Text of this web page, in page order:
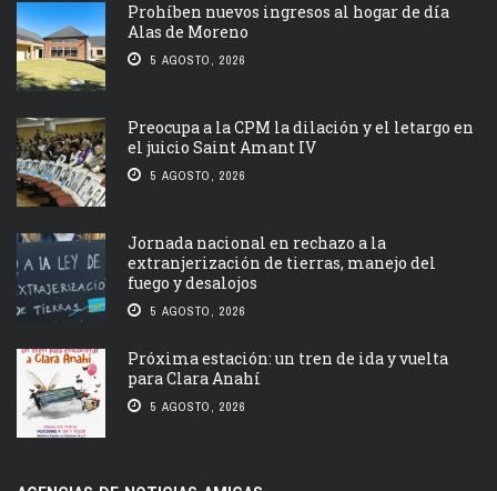
Prohíben nuevos ingresos al hogar de día
Alas de Moreno
5 AGOSTO, 2026
Preocupa a la CPM la dilación y el letargo en
el juicio Saint Amant IV
5 AGOSTO, 2026
Jornada nacional en rechazo a la
extranjerización de tierras, manejo del
fuego y desalojos
5 AGOSTO, 2026
Próxima estación: un tren de ida y vuelta
para Clara Anahí
5 AGOSTO, 2026